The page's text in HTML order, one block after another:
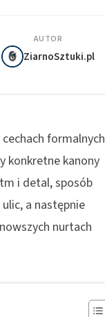
AUTOR
ZiarnoSztuki.pl
cechach formalnych
konkretne kanony
i detal, sposób
a następnie
nurtach